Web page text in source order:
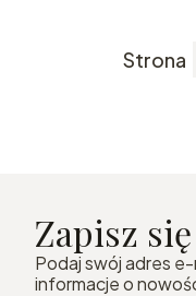
Strona
Zapisz
Podaj swój adres
informacje o